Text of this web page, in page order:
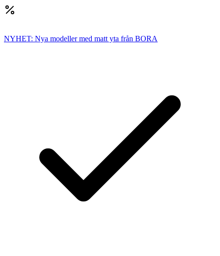
NYHET: Nya modeller med matt yta från BORA